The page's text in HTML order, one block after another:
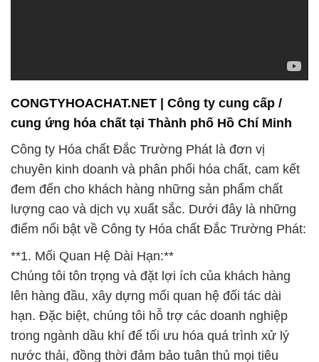
CONGTYHOACHAT.NET | Công ty cung cấp /
cung ứng hóa chất tại Thành phố Hồ Chí Minh
Công ty Hóa chất Đắc Trường Phát là đơn vị
chuyên kinh doanh và phân phối hóa chất, cam kết
đem đến cho khách hàng những sản phẩm chất
lượng cao và dịch vụ xuất sắc. Dưới đây là những
điểm nổi bật về Công ty Hóa chất Đắc Trường Phát:
**1. Mối Quan Hệ Dài Hạn:**
Chúng tôi tôn trọng và đặt lợi ích của khách hàng
lên hàng đầu, xây dựng mối quan hệ đối tác dài
hạn. Đặc biệt, chúng tôi hỗ trợ các doanh nghiệp
trong ngành dầu khí để tối ưu hóa quá trình xử lý
nước thải, đồng thời đảm bảo tuân thủ mọi tiêu